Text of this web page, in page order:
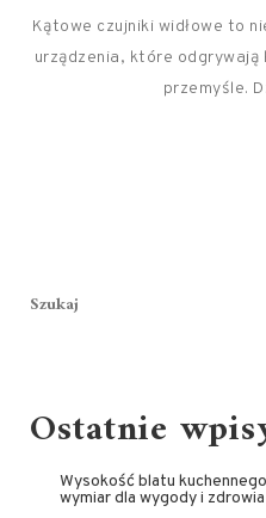
Kątowe czujniki widłowe to
urządzenia, które odgrywają
przemyśle.
Szukaj
Ostatnie
Wysokość blatu
wymiar dla wygody i